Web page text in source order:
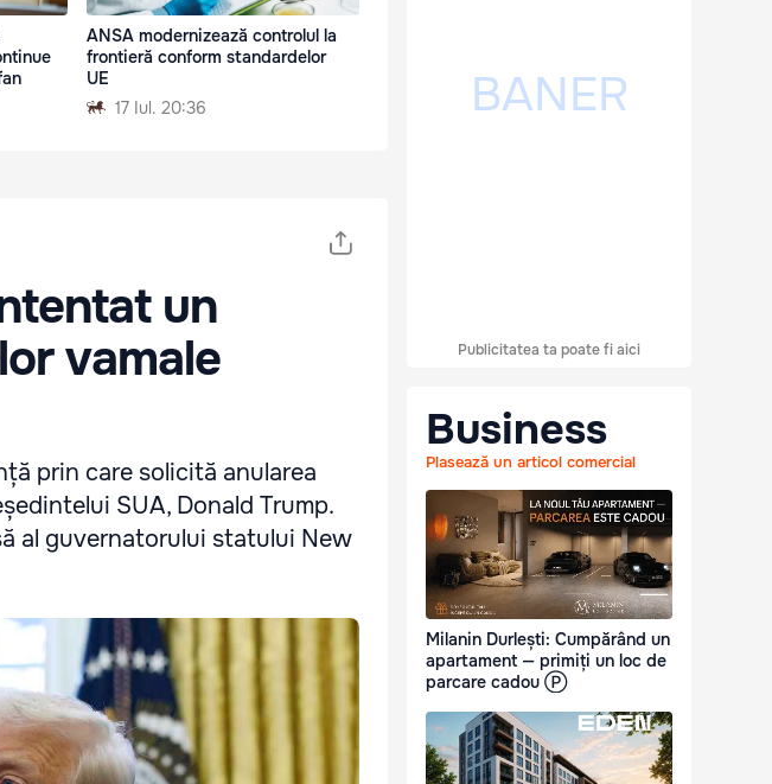
ANSA modernizează controlul la
frontieră conform standardelor
UE
17 Iul. 20:36
un
vamale
prin care solicită anularea
SUA, Donald Trump.
al guvernatorului statului New
Publicitatea ta poate fi aici
Business
Plasează un articol comercial
Milanin Durlești: Cumpărând un
apartament — primiți un loc de
parcare cadou Ⓟ